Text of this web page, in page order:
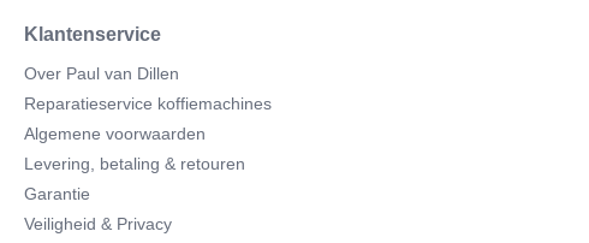
Klantenservice
Over Paul van Dillen
Reparatieservice koffiemachines
Algemene voorwaarden
Levering, betaling & retouren
Garantie
Veiligheid & Privacy